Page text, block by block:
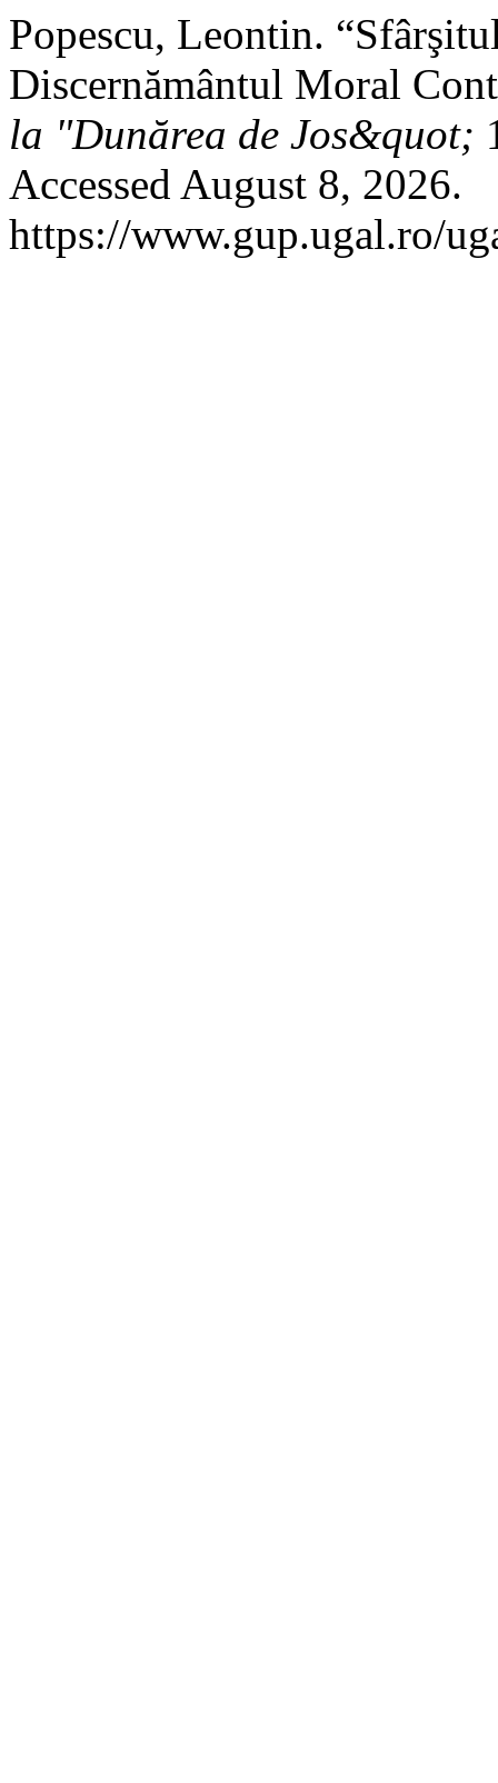
Popescu, Leontin.
Discernământul Moral
la "Dunărea de Jos&quot;
Accessed August 8, 2026.
https://www.gup.ugal.ro/